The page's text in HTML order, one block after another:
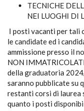
TECNICHE
NEI LUOGHI DI
I posti vacanti per tali
le candidate ed i
ammissione presso il
NON
della graduatoria
saranno pubblicate su
restanti corsi di laurea
quanto i posti